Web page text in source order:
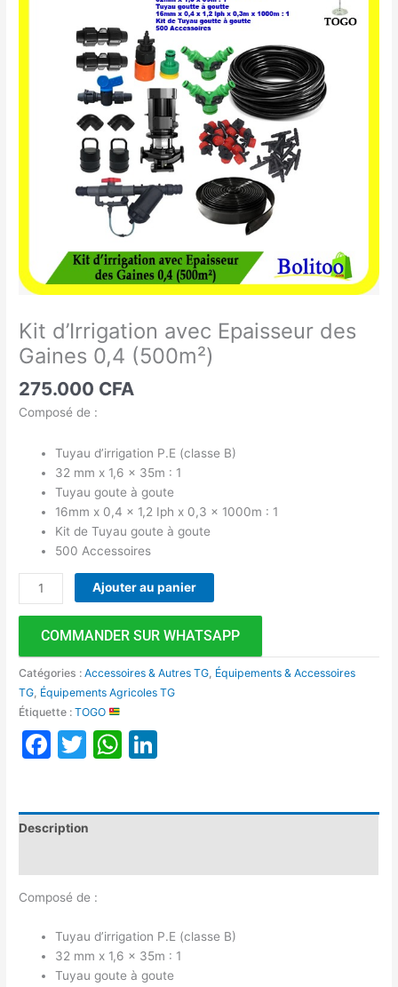
Kit d’Irrigation avec Epaisseur des
Gaines 0,4 (500m²)
275.000 CFA
Composé de :
Tuyau d’irrigation P.E (classe B)
32 mm x 1,6 x 35m : 1
Tuyau goute à goute
16mm x 0,4 x 1,2 Iph x 0,3 x 1000m : 1
Kit de Tuyau goute à goute
500 Accessoires
Ajouter au panier
COMMANDER SUR WHATSAPP
Catégories :Accessoires & Autres TG Équipements & Accessoires
TG Équipements Agricoles TG
Étiquette :TOGO
Facebook
TwitterWhatsApp
Description
Composé de :
Tuyau d’irrigation P.E (classe B)
32 mm x 1,6 x 35m : 1
Tuyau goute à goute